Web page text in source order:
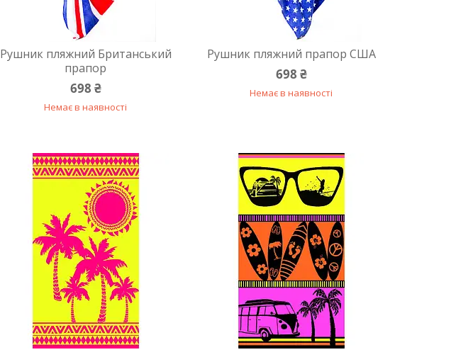
Рушник пляжний Британський
прапор
698 ₴
Немає в наявності
Рушник пляжний прапор США
698 ₴
Немає в наявності